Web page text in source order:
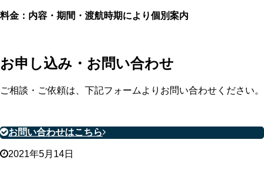
料金：内容・期間・渡航時期により個別案内
お申し込み・お問い合わせ
ご相談・ご依頼は、下記フォームよりお問い合わせください。
お問い合わせはこちら
2021年5月14日